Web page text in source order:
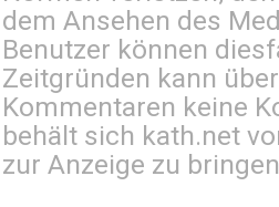
dem Ansehen des
Benutzer können
Zeitgründen kann
Kommentaren keine
behält sich kath.net
zur Anzeige zu